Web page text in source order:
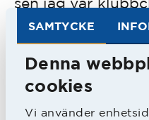
SAMTYCKE
Denna
cookies
Vi använder
än mer tydligt.
dem som var
damlaget, så det
tillbaka hem,